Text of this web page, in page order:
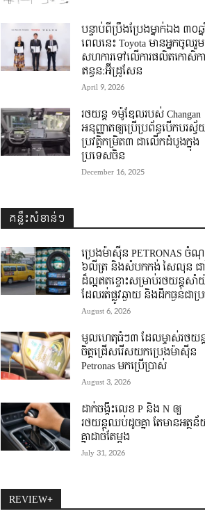
បន្ទាប់ពីប្រឹងប្រែងម្នាក់ឯង ៣០ឆ្ន
ពេលនេះ Toyota មានអ្នកចូលរួម
សហការទៅលើការផលិតកោសិកា
ឥន្ធន:អ៊ីដ្រូសែន
April 9, 2026
រថយន្ត ១ម៉ូឌែលរបស់ Changan
អនុញ្ញាតឲ្យប្រើប្រព័ន្ធបើកបរស្
ប្រវត្តិកម្រិត៣ ជាលើកដំបូងក្នុង
ប្រទេសចិន
December 16, 2025
គន្លឹះសំខាន់ៗ
ប្រេងម៉ាស៊ីន PETRONAS ចំណុ
៦លីត្រ និងសំបកកង់ សៃលុន ជា
ដ៏ល្អឥតខ្ចោះសម្រាប់រថយន្តស
ដែលរត់ផ្លូវឆ្ងាយ និងដឹកធ្ងន់ជាប្
August 6, 2026
មូលហេតុធំៗ៣ ដែលម្ចាស់រថយន្
ចិត្តជ្រើសរើសយកប្រេងម៉ាស៊ីន
Petronas មកប្រើប្រាស់
August 3, 2026
ដាក់ចង្កឹះលេខ P និង N ឲ្យ
រថយន្តឈប់ដូចគ្នា តែមានអត្
គ្នាដាច់តែម្តង
July 31, 2026
REVIEW+